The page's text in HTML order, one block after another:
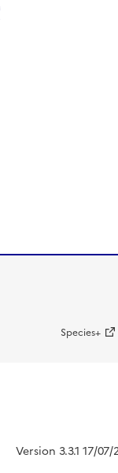
Species+
Version 3.3.1 17/07/